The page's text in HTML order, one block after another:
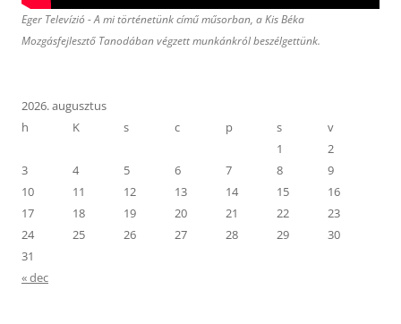
Eger Televízió - A mi történetünk című műsorban, a Kis Béka
Mozgásfejlesztő Tanodában végzett munkánkról beszélgettünk.
2026. augusztus
h
K s c p s
v
1
2
3
4 5 6 7 8
9
10
11 12 13 14 15
16
17
18 19 20 21 22
23
24
25 26 27 28 29
30
31
« dec